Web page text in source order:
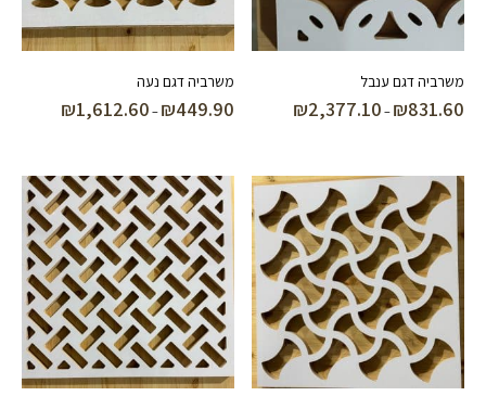
משרביה דגם ענבל
₪831.60
–
₪2,377.10
עד
משרביה דגם נעה
₪449.90
–
₪1,612.60
עד
⁦₪1,612.60⁩